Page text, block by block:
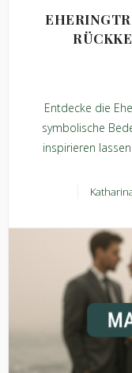
Entdecke die
symbolische
inspirieren